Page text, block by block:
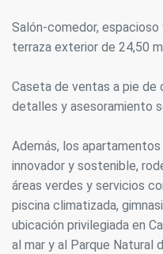
Salón-comedor,
terraza exterior de 24,50
Caseta de ventas a pie de
detalles y asesoramiento
Además, los
innovador y sostenible,
áreas verdes y servicios
piscina climatizada,
ubicación privilegiada en
al mar y al Parque Natural
deberá tener en cuenta
dificultades de
Analíticas y
Permiten realizar el
utiliza en la medición de
elaboración de perfiles
el fin de introducir
datos de uso que hacen
guardar la información
mejorar la calidad de
mejor experiencia a